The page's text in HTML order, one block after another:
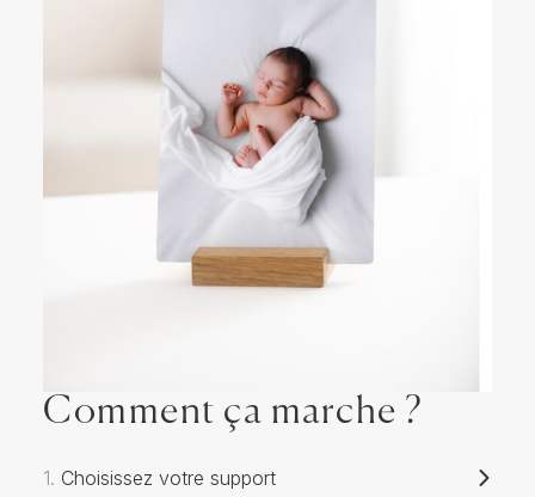
Comment ça marche ?
1. Choisissez votre support